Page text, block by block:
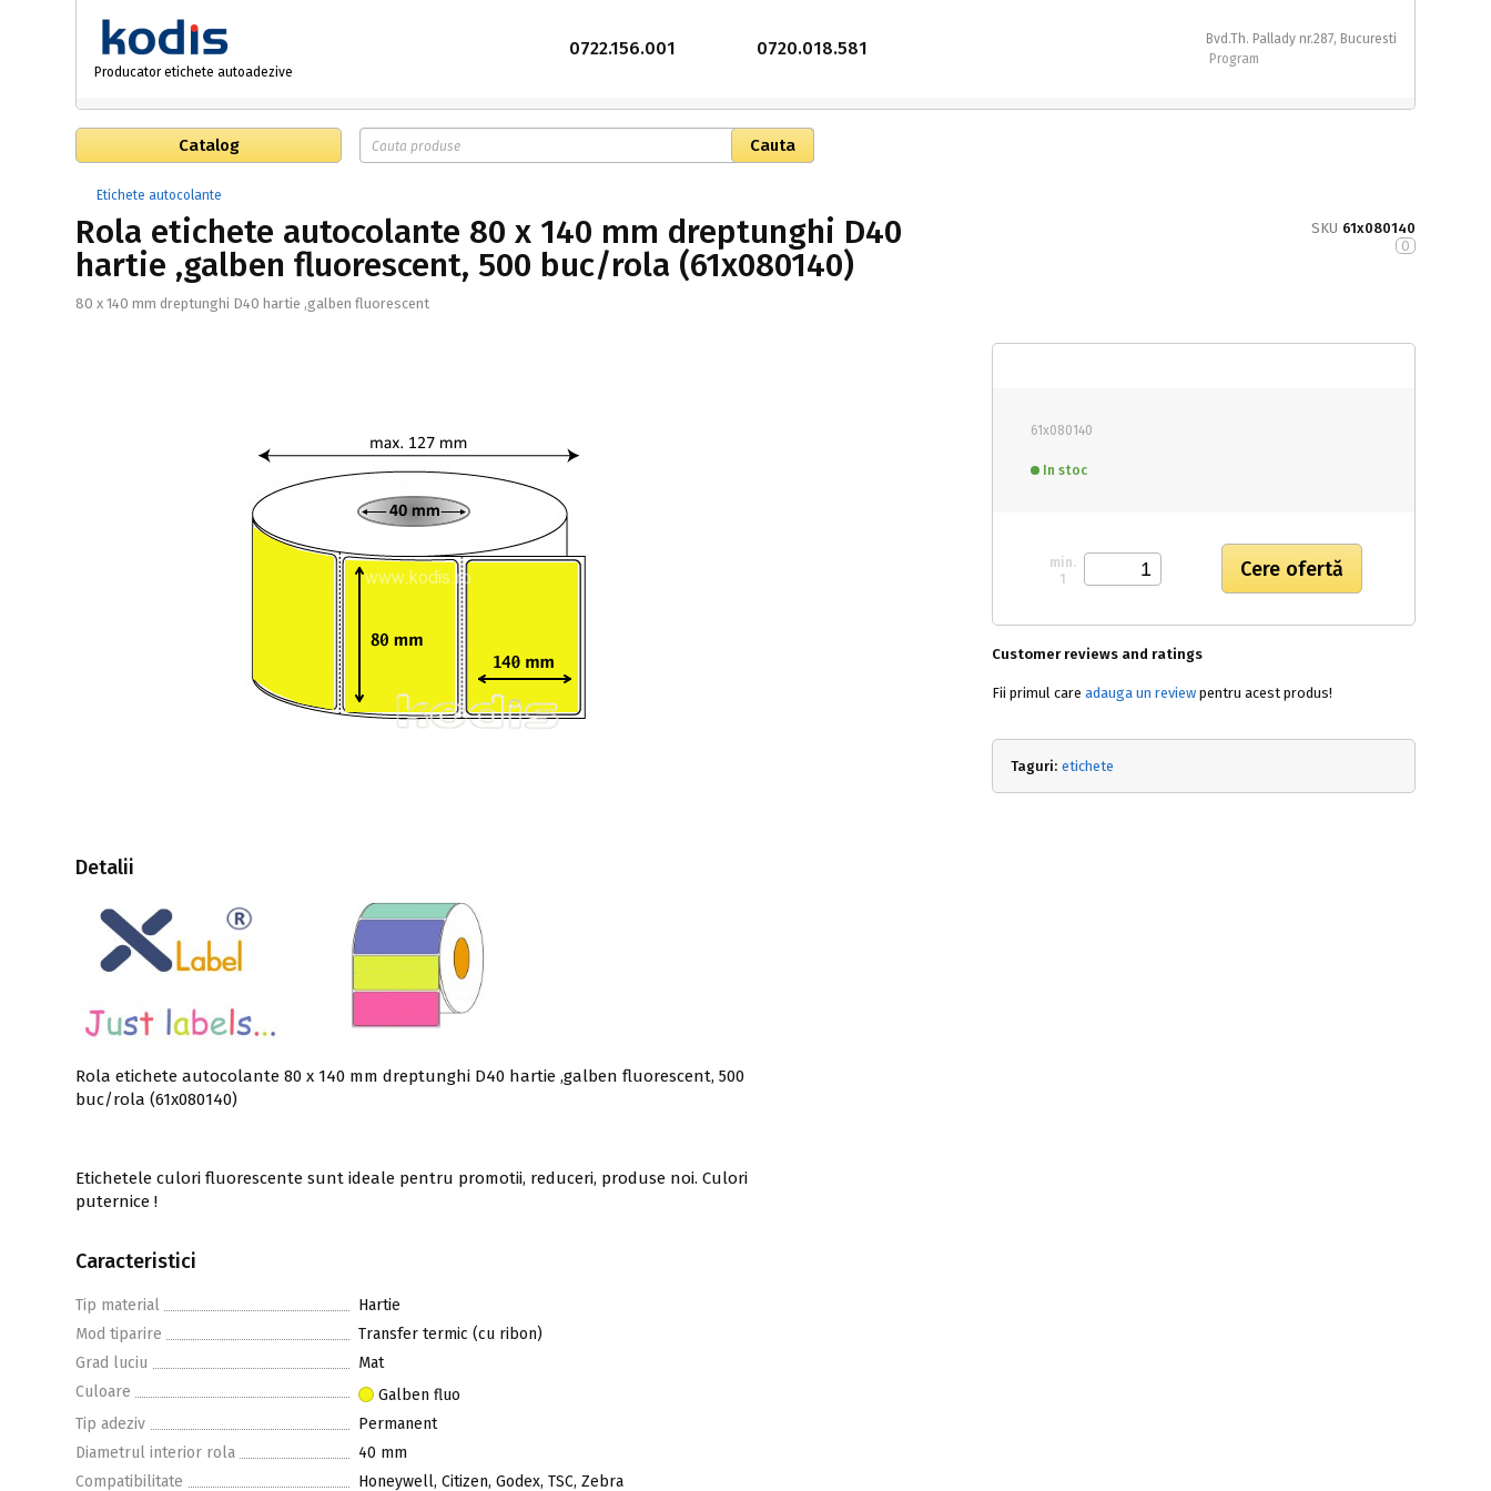
Producator etichete autoadezive
0722.156.001 0720.018.581
Bvd.Th. Pallady nr.287, Bucuresti
Program
Catalog
Etichete autocolante
Rola etichete autocolante 80 x 140 mm dreptunghi D40
hartie ,galben fluorescent, 500 buc/rola (61x080140)
80 x 140 mm dreptunghi D40 hartie ,galben fluorescent
SKU 61x080140
0
Detalii
Rola etichete autocolante 80 x 140 mm dreptunghi D40 hartie ,galben fluorescent, 500
buc/rola (61x080140)
Etichetele culori fluorescente sunt ideale pentru promotii, reduceri, produse noi. Culori
puternice !
Caracteristici
Tip material
Hartie
Mod tiparire
Transfer termic (cu ribon)
Grad luciu
Mat
Culoare
Galben fluo
Tip adeziv
Permanent
Diametrul interior rola
40 mm
Compatibilitate
Honeywell, Citizen, Godex, TSC, Zebra
61x080140
In stoc
min.
1
Customer reviews and ratings
Fii primul care adauga un review pentru acest produs!
Taguri: etichete